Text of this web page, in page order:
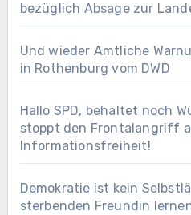
bezüglich Absage zur
Und wieder Amtliche
in Rothenburg vom DWD
Hallo SPD, behaltet noch
stoppt den Frontalangriff
Informationsfreiheit!
Demokratie ist kein
sterbenden Freundin